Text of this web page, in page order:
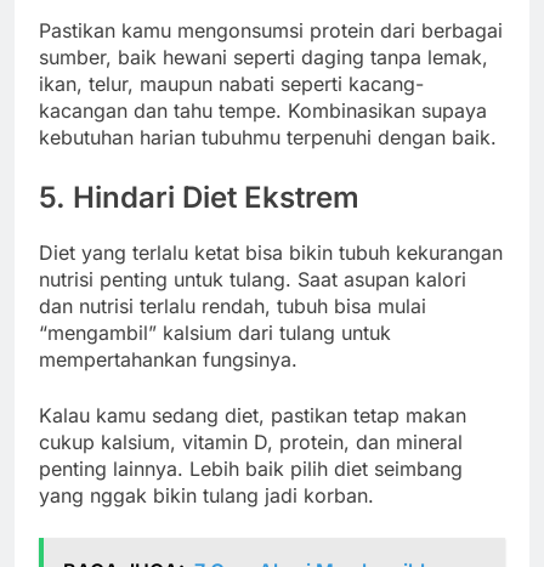
Pastikan kamu mengonsumsi protein dari berbagai
sumber, baik hewani seperti daging tanpa lemak,
ikan, telur, maupun nabati seperti kacang-
kacangan dan tahu tempe. Kombinasikan supaya
kebutuhan harian tubuhmu terpenuhi dengan baik.
5. Hindari Diet Ekstrem
Diet yang terlalu ketat bisa bikin tubuh kekurangan
nutrisi penting untuk tulang. Saat asupan kalori
dan nutrisi terlalu rendah, tubuh bisa mulai
“mengambil” kalsium dari tulang untuk
mempertahankan fungsinya.
Kalau kamu sedang diet, pastikan tetap makan
cukup kalsium, vitamin D, protein, dan mineral
penting lainnya. Lebih baik pilih diet seimbang
yang nggak bikin tulang jadi korban.